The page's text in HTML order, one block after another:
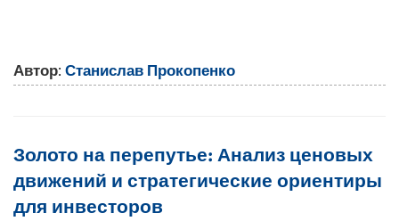
Автор:Станислав Прокопенко
Золото на перепутье: Анализ ценовых
движений и стратегические ориентиры
для инвесторов